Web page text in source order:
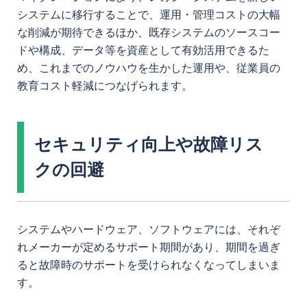
システムに移行することで、運用・管理コストの大幅
な削減が期待できるほか、既存システムのソースコー
ドや構成、データ等を資産として有効活用できるた
め、これまでのノウハウを生かした運用や、従業員の
教育コスト軽減につなげられます。
セキュリティ向上や故障リス
クの回避
システムやハードウェア、ソフトウェアには、それぞ
れメーカーが定めるサポート期間があり、期間を過ぎ
ると故障時のサポートを受けられなくなってしまいま
す。